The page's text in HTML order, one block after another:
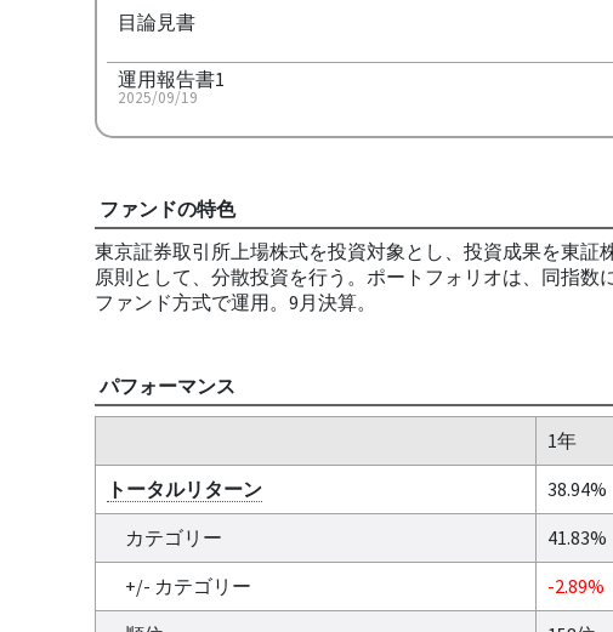
目論見書
運用報告書1
2025/09/19
ファンドの特色
東京証券取引所上場株式を投資対象とし、投資成果を東証
原則として、分散投資を行う。ポートフォリオは、同指
ファンド方式で運用。9月決算。
パフォーマンス
1年
トータルリターン
38.94%
カテゴリー
41.83%
+/- カテゴリー
-2.89%